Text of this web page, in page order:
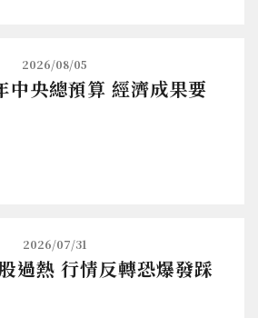
2026/08/05
中央總預算 經濟成果要
2026/07/31
過熱 行情反轉恐爆發踩